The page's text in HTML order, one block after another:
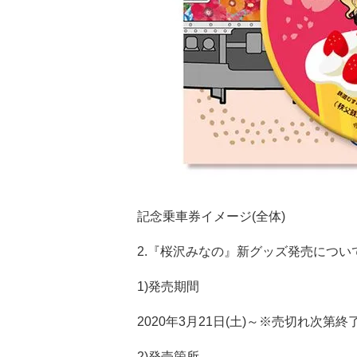
記念乗車券イメージ(全体)
2.『桜沢みなの』新グッズ発売につい
1)発売期間
2020年3月21日(土)～※売切れ次第終